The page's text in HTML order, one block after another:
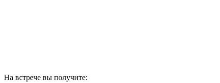
На встрече вы получите: